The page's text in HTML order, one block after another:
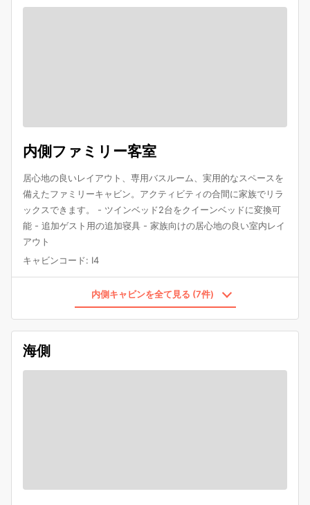
内側ファミリー客室
居心地の良いレイアウト、専用バスルーム、実用的なスペースを
備えたファミリーキャビン。アクティビティの合間に家族でリラ
ックスできます。 - ツインベッド2台をクイーンベッドに変換可
能 - 追加ゲスト用の追加寝具 - 家族向けの居心地の良い室内レイ
アウト
キャビンコード: I4
内側キャビンを全て見る (7件)
海側